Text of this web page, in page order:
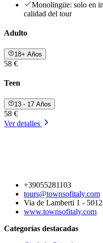
Monolingüe: solo en
calidad del tour
Adulto
18+ Años
58 €
Teen
13 - 17 Años
58 €
Ver detalles
+39055281103
tours@townsofitaly.com
Via de Lamberti 1 -
www.townsofitaly.com
Categorías destacadas